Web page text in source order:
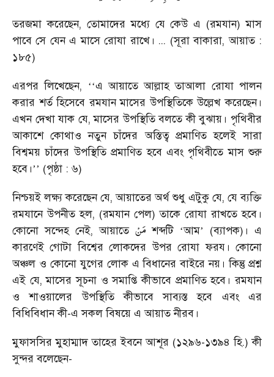
তরজমা করেছেন, তোমাদের মধ্যে যে কেউ এ (রমযান) মাস
পাবে সে যেন এ মাসে রোযা রাখে। ... (সূরা বাকারা, আয়াত :
১৮৫)
এরপর লিখেছেন, ‘‘এ আয়াতে আল্লাহ তাআলা রোযা পালন
করার শর্ত হিসেবে রমযান মাসের উপস্থিতিকে উল্লেখ করেছেন।
এখন দেখা যাক যে, মাসের উপস্থিতি বলতে কী বুঝায়। পৃথিবীর
আকাশে কোথাও নতুন চাঁদের অস্তিত্ব প্রমাণিত হলেই সারা
বিশ্বময় চাঁদের উপস্থিতি প্রমাণিত হবে এবং পৃথিবীতে মাস শুরু
হবে।’’ (পৃষ্ঠা : ৬)
নিশ্চয়ই লক্ষ্য করেছেন যে, আয়াতের অর্থ শুধু এটুকু যে, যে ব্যক্তি
রমযানে উপনীত হল, (রমযান পেল) তাকে রোযা রাখতে হবে।
কোনো সন্দেহ নেই, আয়াতে مَنْশব্দটি ‘আম’
(ব্যাপক)। এ
কারণেই গোটা বিশ্বের লোকদের উপর রোযা ফরয। কোনো
অঞ্চল ও কোনো যুগের লোক এ বিধানের বাইরে নয়। কিন্তু প্রশ্ন
এই যে, মাসের সূচনা ও সমাপ্তি কীভাবে প্রমাণিত হবে। রমযান
ও শাওয়ালের উপস্থিতি কীভাবে সাব্যস্ত হবে এবং এর
বিধিবিধান কী-এ সকল বিষয়ে এ আয়াত নীরব।
মুফাসসির মুহাম্মাদ তাহের ইবনে আশূর (১২৯৬-১৩৯৪ হি.) কী
সুন্দর বলেছেন-